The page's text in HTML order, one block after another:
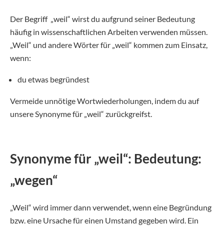
Der Begriff „weil“ wirst du aufgrund seiner Bedeutung
häufig in wissenschaftlichen Arbeiten verwenden müssen.
„Weil“ und andere Wörter für „weil“ kommen zum Einsatz,
wenn:
du etwas begründest
Vermeide unnötige Wortwiederholungen, indem du auf
unsere Synonyme für „weil“ zurückgreifst.
Synonyme für „weil“: Bedeutung:
„wegen“
„Weil“ wird immer dann verwendet, wenn eine Begründung
bzw. eine Ursache für einen Umstand gegeben wird. Ein